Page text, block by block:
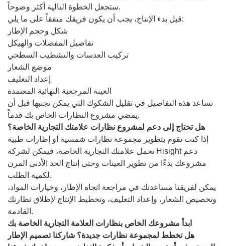
ستجعل الخطوة التالية أكثر وضوحاً.
قبل بدء الإنتاج، يجب أن يكون فريقك متفقاً على ما يلي:
شكل وحجم الإطار
تفاصيل المفصلات والهيكل
تركيب العدسات والتشطيب السطحي
موضع الشعار
إعداد التغليف
العينة المرجعية النهائية المعتمدة
تساعد هذه التفاصيل في تقليل الشكوك التي يمكن تجنبها قبل أن
يمضي مشروع النظارات الخاص بك قدماً.
هل تحتاج إلى دعم لمشروع نظارات علامتك التجارية الخاصة؟
إذا كنت تقوم بتطوير مجموعة نظارات شمسية أو إطارات طبية
تحمل علامتك التجارية الخاصة، فيمكن لشركة Hisight دعم
مشروعك بدءًا من تطوير العينات وحتى إنتاج الحد الأدنى المرن
لكمية الطلب.
يمكن لفريقنا مساعدتك في مراجعة اتجاه الإطار، وخيارات المواد،
وتخصيص الشعار، وإعداد التغليف، وتخطيط الإنتاج لإطلاق نظارتك
القادمة.
ابدأ مشروعك الخاص بنظارات العلامة التجارية الخاصة بك
هل تخطط لمجموعة نظارات جديدة؟ شاركنا تصميم الإطار